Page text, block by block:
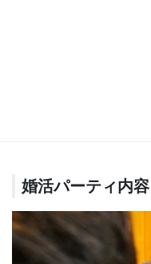
婚活パーティ内容